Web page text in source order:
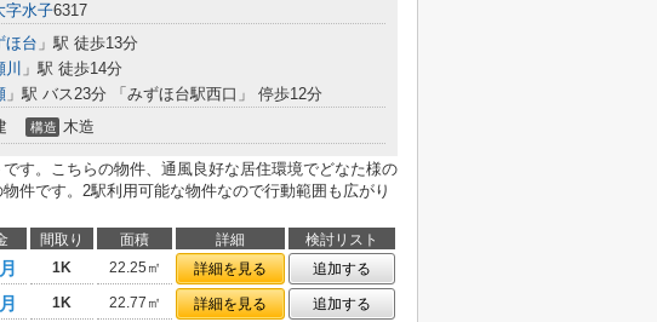
字水子6317
ほ台 」駅 徒歩13分
」駅 徒歩14分
」駅 バス23分 「みずほ台駅西口」 停歩12分
構造 木造
す。こちらの物件、通風良好な居住環境でどなた様の
件です。2駅利用可能な物件なので行動範囲も広がり
間取り 面積 詳細
検討リスト
1K 22.25㎡ 詳細を見る
追加する
1K 22.77㎡ 詳細を見る
追加する